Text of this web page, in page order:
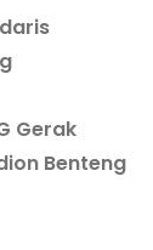
Gerak
Benteng